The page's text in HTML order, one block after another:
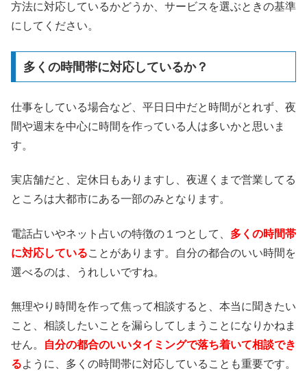
方法に対応しているかどうか、サービスを選ぶときの基準
にしてください。
多くの時間帯に対応しているか？
仕事をしている場合など、平日日中だと時間がとれず、夜
間や週末を中心に時間を作っている人は多いかと思いま
す。
実店舗だと、定休日もありますし、夜遅くまで営業してる
ところは大都市にある一部のみとなります。
電話占いやネット占いの特徴の１つとして、 多くの時間帯
に対応していることがあります。自分の都合のいい時間を
選べるのは、うれしいですね。
無理やり時間を作って焦って相談すると、本当に聞きたい
こと、相談したいことを漏らしてしまうことになりかねま
せん。
自分の都合のいいタイミングで落ち着いて相談でき
るように、多くの時間帯に対応していることも重要です。